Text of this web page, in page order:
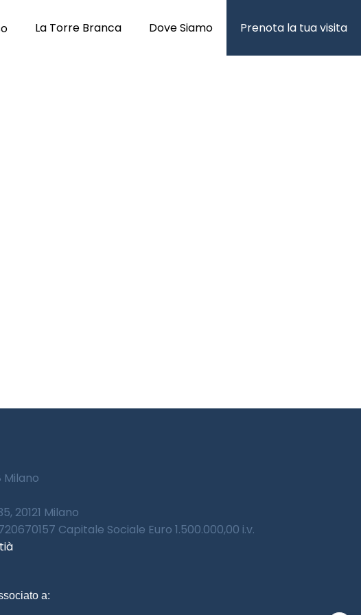
La Torre Branca Dove Siamo Prenota la tua visita
Milano
20121 Milano
Capitale Sociale Euro 1.500.000,00 i.v.
a: